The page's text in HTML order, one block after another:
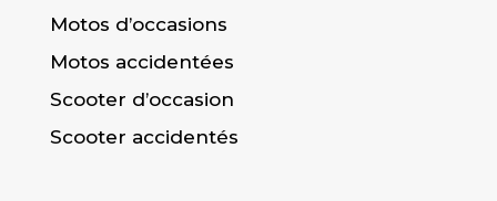
Motos d’occasions
Motos accidentées
Scooter d’occasion
Scooter accidentés